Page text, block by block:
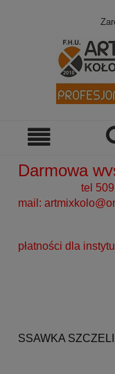
Darmowa
tel
mail:
płatności dla
SSAWKA